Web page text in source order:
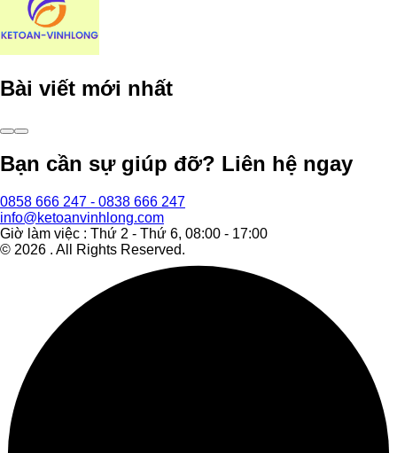
Bài viết mới nhất
Bạn cần sự giúp đỡ? Liên hệ ngay
0858 666 247 - 0838 666 247
info@ketoanvinhlong.com
Giờ làm việc : Thứ 2 - Thứ 6, 08:00 - 17:00
© 2026 . All Rights Reserved.